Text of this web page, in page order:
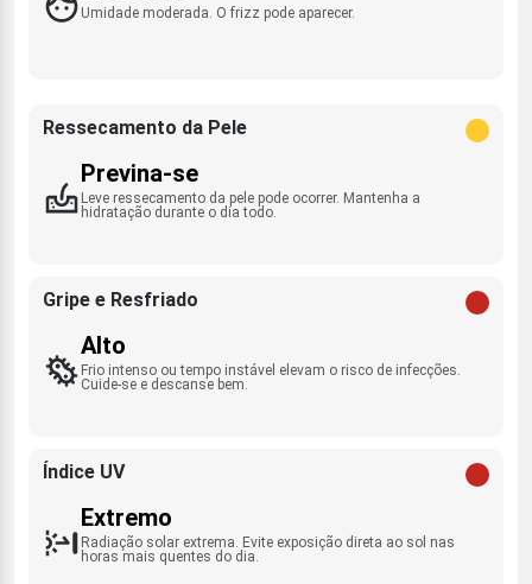
Umidade moderada. O frizz pode aparecer.
Ressecamento da Pele
Previna-se
Leve ressecamento da pele pode ocorrer. Mantenha a
hidratação durante o dia todo.
Gripe e Resfriado
Alto
Frio intenso ou tempo instável elevam o risco de infecções.
Cuide-se e descanse bem.
Índice UV
Extremo
Radiação solar extrema. Evite exposição direta ao sol nas
horas mais quentes do dia.